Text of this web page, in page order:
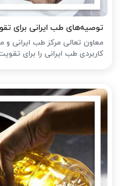
توصیه‌های طب ایرانی برای
معاون تعالی مرکز طب ایرانی
کاربردی طب ایرانی را برای